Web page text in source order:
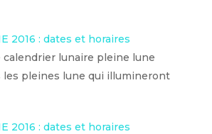
2016 : dates et horaires
calendrier lunaire pleine lune
les pleines lune qui illumineront
2016 : dates et horaires